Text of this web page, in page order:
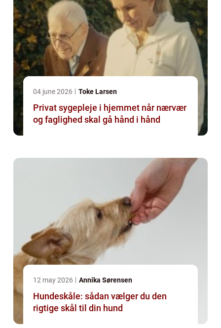
04 june 2026 Toke Larsen
Privat sygepleje i hjemmet når nærvær
og faglighed skal gå hånd i hånd
12 may 2026 Annika Sørensen
Hundeskåle: sådan vælger du den
rigtige skål til din hund